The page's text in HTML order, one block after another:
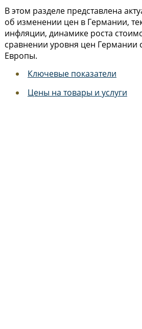
В этом разделе представлена
об изменении цен в Германии,
инфляции, динамике роста
сравнении уровня цен Германии
Европы.
Ключевые показатели
Цены на товары и услуги